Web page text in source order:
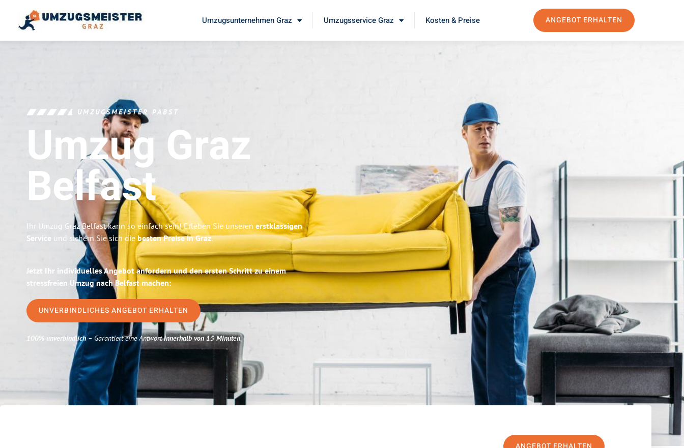
Umzugsunternehmen Graz Umzugsservice Graz Kosten & Preise ANGEBOT ERHALTEN
UMZUGSMEISTER PABST
Umzug Graz
Belfast
Ihr Umzug Graz Belfast kann so einfach sein! Erleben Sie unseren erstklassigen
Service und sichern Sie sich die besten Preise in Graz.
Jetzt Ihr individuelles Angebot anfordern und den ersten Schritt zu einem
stressfreien Umzug nach Belfast machen:
UNVERBINDLICHES ANGEBOT ERHALTEN
100% unverbindlich– Garantiert eine Antwortinnerhalb von 15 Minuten.